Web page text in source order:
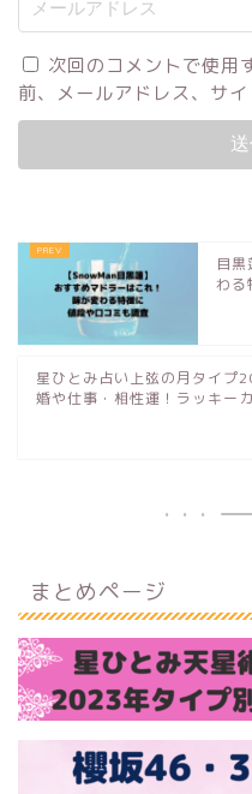
次回のコメントで使用
前、メールアドレス、サイ
目
わる
星ひとみ占い上弦の月タイプ
婚や仕事・相性運！ラッキー
まとめページ